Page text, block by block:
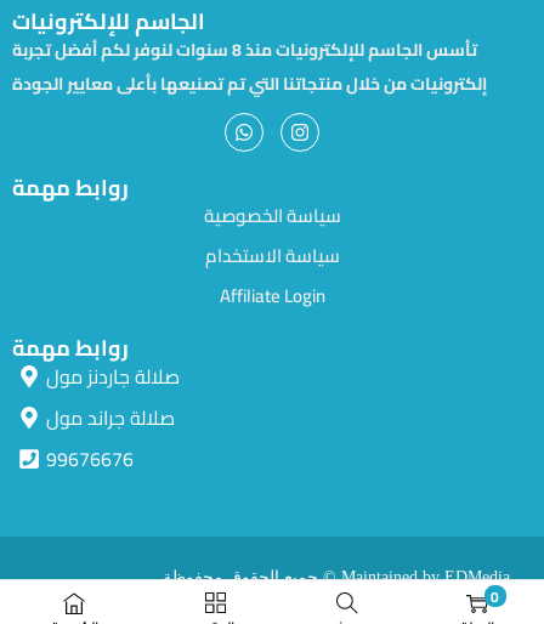
0
الجاسم للإلكترونيات
تأسس الجاسم للإلكترونيات منذ 8 سنوات لنوفر لكم أفضل تجربة
إلكترونيات من خلال منتجاتنا التي تم تصنيعها بأعلى معايير الجودة
روابط مهمة
سياسة الخصوصية
سياسة الاستخدام
Affiliate Login
روابط مهمة
صلالة جاردنز مول
صلالة جراند مول
99676676
جميع الحقوق محفوظة © Maintained by EDMedia.